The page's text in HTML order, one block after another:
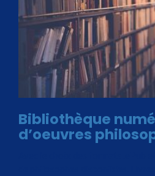
Bibliothèque
d’oeuvres